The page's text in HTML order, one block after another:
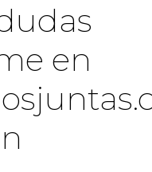
en